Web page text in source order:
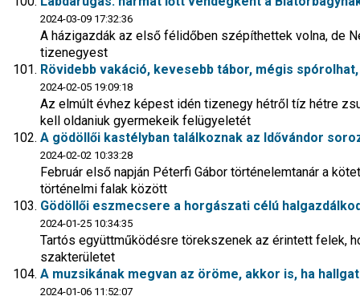
2024-03-09 17:32:36
A házigazdák az első félidőben szépíthettek volna, de
tizenegyest
Rövidebb vakáció, kevesebb tábor, mégis
2024-02-05 19:09:18
Az elmúlt évhez képest idén tizenegy hétről tíz hétre
kell oldaniuk gyermekeik felügyeletét
A gödöllői kastélyban találkoznak az Idővándor
2024-02-02 10:33:28
Február első napján Péterfi Gábor történelemtanár a
történelmi falak között
Gödöllői eszmecsere a horgászati célú
2024-01-25 10:34:35
Tartós együttműködésre törekszenek az érintett felek,
szakterületet
A muzsikának megvan az öröme, akkor is, ha
2024-01-06 11:52:07